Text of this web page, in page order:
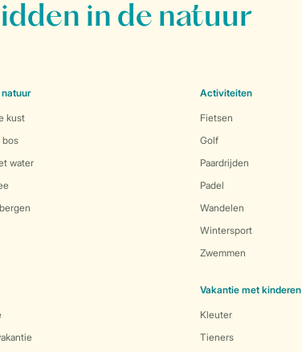
in de natuur
kust
bos
water
Activiteiten
Fietsen
Golf
Paardrijden
Padel
Wandelen
Wintersport
Zwemmen
Vakantie met kinderen
Kleuter
Tieners